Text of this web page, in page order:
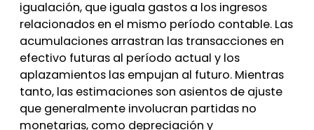
igualación, que iguala gastos a los ingresos
relacionados en el mismo período contable. Las
acumulaciones arrastran las transacciones en
efectivo futuras al período actual y los
aplazamientos las empujan al futuro. Mientras
tanto, las estimaciones son asientos de ajuste
que generalmente involucran partidas no
monetarias, como depreciación y